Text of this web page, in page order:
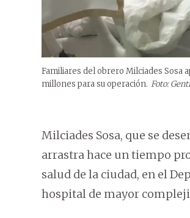
Familiares del obrero Milciades Sosa
millones para su operación. Foto:
Milciades Sosa, que se
arrastra hace un tiempo
salud de la ciudad, en el
hospital de mayor